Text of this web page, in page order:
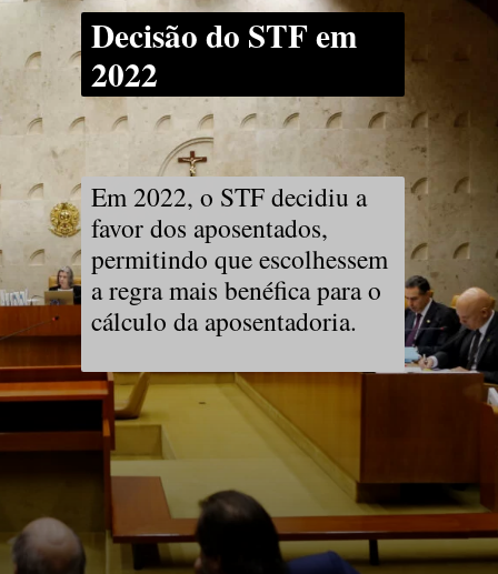
Decisão do STF em
2022
Em 2022, o STF decidiu a
favor dos aposentados,
permitindo que escolhessem
a regra mais benéfica para o
cálculo da aposentadoria.